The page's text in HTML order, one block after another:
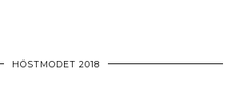
HÖSTMODET 2018